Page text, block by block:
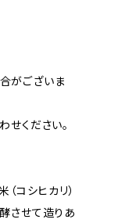
がございま
ください。
コシヒカリ）
させて造りあ